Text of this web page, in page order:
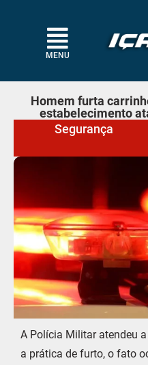
MENU
Homem furta
estabelecimento
Segurança
A Polícia Militar atendeu
a prática de furto, o fato